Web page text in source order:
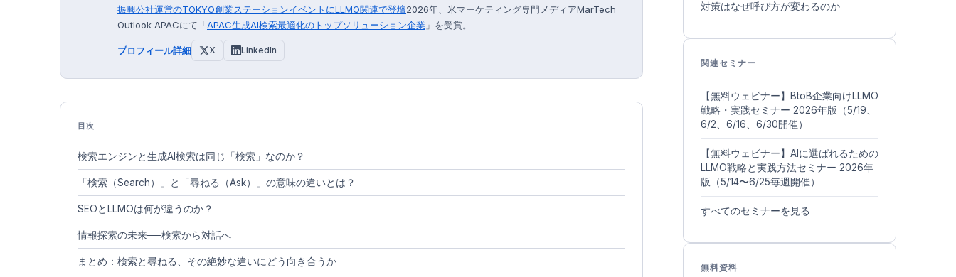
振興公社運営のTOKYO創業ステーションイベントにLLMO関連で登壇2026年、米マーケティング専門メディアMarTech
Outlook APACにて「APAC生成AI検索最適化のトップソリューション企業 」を受賞。
プロフィール詳細 X LinkedIn
目次
検索エンジンと生成AI検索は同じ「検索」なのか？
「検索（Search）」と「尋ねる（Ask）」の意味の違いとは？
SEOとLLMOは何が違うのか？
情報探索の未来──検索から対話へ
まとめ：検索と尋ねる、その絶妙な違いにどう向き合うか
対策はなぜ呼び方が変わるのか
関連セミナー
【無料ウェビナー】BtoB企業向けLLMO
戦略・実践セミナー 2026年版（5/19、
6/2、6/16、6/30開催）
【無料ウェビナー】AIに選ばれるための
LLMO戦略と実践方法セミナー 2026年
版（5/14〜6/25毎週開催）
すべてのセミナーを見る
無料資料